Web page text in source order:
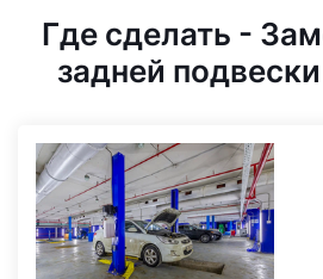
Где сделать -
задней